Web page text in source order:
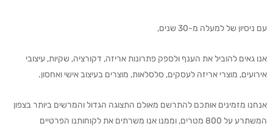
עם ניסיון של למעלה מ-30 שנים,
אנו גאים להוביל את הענף ולספק פתרונות אריזה, דקורציה, שקיות, עיצובי
אירועים, מוצרי אריזה לעסקים, סלסלאות, מוצרים בעיצוב אישי ואחסון.
אנחנו מזמינים אותכם להתרשם מאולם התצוגה הגדול והמרשים ביותר בצפון
המשתרע על 800 מטרים, וממנו אנו משרתים את לקוחותנו הפרטיים